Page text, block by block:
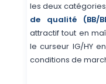
les deux
de qualité (BB/
attractif tout en
le curseur IG/HY
conditions de